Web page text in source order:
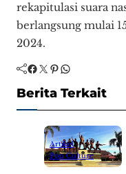
rekapitulasi suara
berlangsung mulai
2024.
Facebook Twitter Pinterest WhatsApp
Berita Terkait
Artikel
Pop Culture